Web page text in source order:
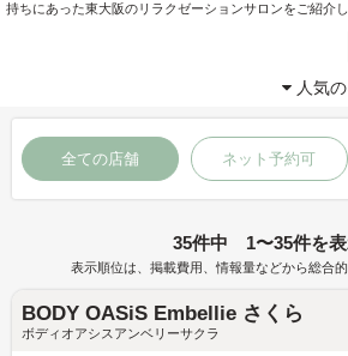
持ちにあった東大阪のリラクゼーションサロンをご紹介し
人気
全ての店舗 ネット予約可
35件中 1〜35件を
表示順位は、掲載費用、情報量などから総合的
BODY OASiS Embellie さくら
ボディオアシスアンベリーサクラ